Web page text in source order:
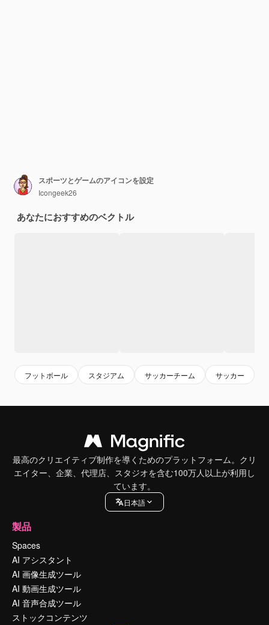
スポーツとゲームのアイコンを設定
Icongeek26
あなたにおすすめのベクトル
フットボール スタジアム サッカーチーム サッカー
最高のクリエイティブ制作を導くためのプラットフォーム。クリ
エイター、企業、代理店、スタジオを含む100万人以上が利用し
ています。
日本語
製品
Spaces
AI アシスタント
AI 画像生成ツール
AI 動画生成ツール
AI 音声合成ツール
ストックコンテンツ